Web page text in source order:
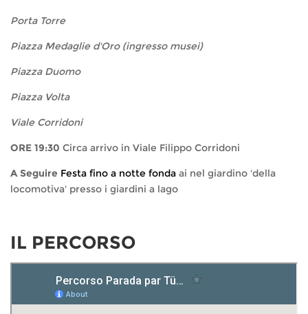
Porta Torre
Piazza Medaglie d'Oro (ingresso musei)
Piazza Duomo
Piazza Volta
Viale Corridoni
ORE 19:30 Circa arrivo in Viale Filippo Corridoni
A Seguire Festa fino a notte fonda ai nel giardino 'della
locomotiva' presso i giardini a lago
IL PERCORSO